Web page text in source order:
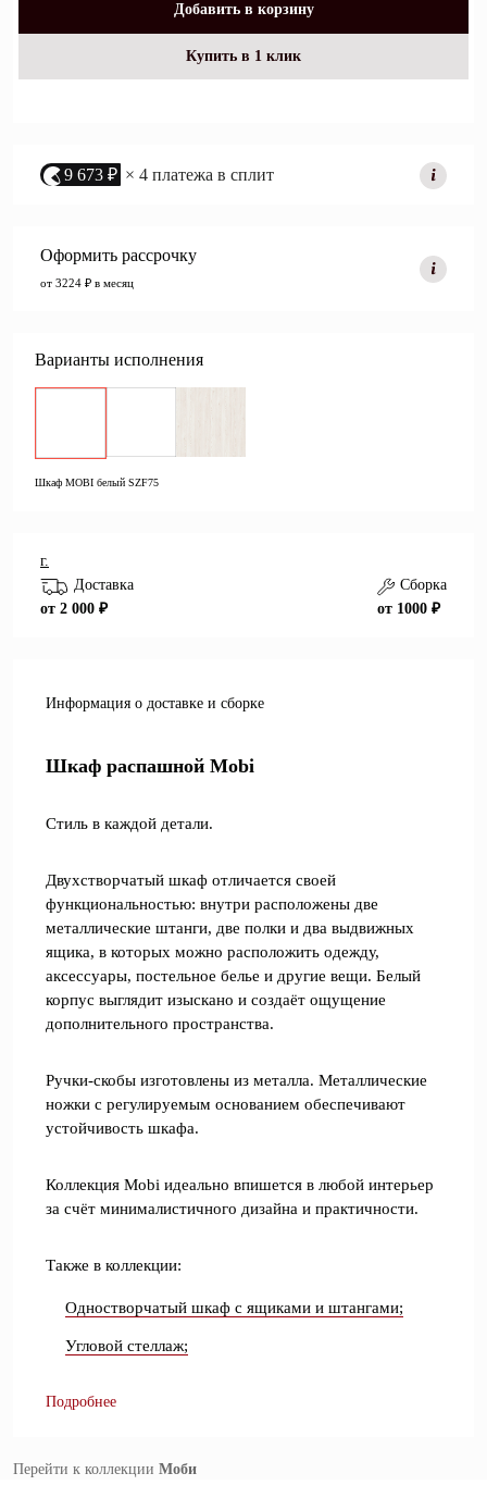
Добавить в корзину
Купить в 1 клик
9 673 ₽ × 4 платежа в сплит
Оформить рассрочку
от 3224 ₽ в месяц
Варианты исполнения
Шкаф MOBI белый SZF75
г.
Доставка
от 2 000 ₽
Сборка
от 1000 ₽
Информация о доставке и сборке
Шкаф распашной Mobi
Стиль в каждой детали.
Двухстворчатый шкаф отличается своей
функциональностью: внутри расположены две
металлические штанги, две полки и два выдвижных
ящика, в которых можно расположить одежду,
аксессуары, постельное белье и другие вещи. Белый
корпус выглядит изыскано и создаёт ощущение
дополнительного пространства.
Ручки-скобы изготовлены из металла. Металлические
ножки с регулируемым основанием обеспечивают
устойчивость шкафа.
Коллекция Mobi идеально впишется в любой интерьер
за счёт минималистичного дизайна и практичности.
Также в коллекции:
Одностворчатый шкаф с ящиками и штангами;
Угловой стеллаж;
Подробнее
Перейти к коллекции Моби